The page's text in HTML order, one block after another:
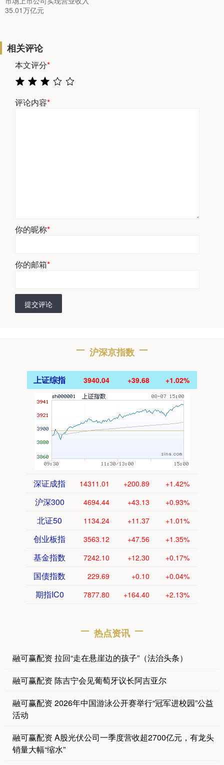
35.01万亿元
相关评论
本文评分*
评论内容*
你的昵称*
你的邮箱*
提交评论
沪深京指数
上证综指 3940.04 +39.68 +1.02%
深证成指 14311.01 +200.89 +1.42%
沪深300 4694.44 +43.13 +0.93%
北证50 1134.24 +11.37 +1.01%
创业板指 3563.12 +47.56 +1.35%
基金指数 7242.10 +12.30 +0.17%
国债指数 229.69 +0.10 +0.04%
期指IC0 7877.80 +164.40 +2.13%
热点资讯
融可赢配资 拉回“走在悬崖边的孩子”（法治头条）
融可赢配资 陈吉宁会见葡萄牙议长阿吉亚尔
融可赢配资 2026年中国游泳公开赛举行“冠军进校园”公益
活动
融可赢配资 A股光伏公司一季度营收超2700亿元，有龙头
销量大幅“缩水”